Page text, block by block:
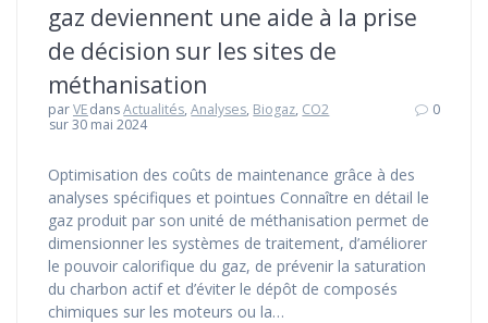
gaz deviennent une aide à la prise
de décision sur les sites de
méthanisation
parVEdansActualités,Analyses, Biogaz, CO2
sur 30 mai 2024
0
Optimisation des coûts de maintenance grâce à des
analyses spécifiques et pointues Connaître en détail le
gaz produit par son unité de méthanisation permet de
dimensionner les systèmes de traitement, d’améliorer
le pouvoir calorifique du gaz, de prévenir la saturation
du charbon actif et d’éviter le dépôt de composés
chimiques sur les moteurs ou la…